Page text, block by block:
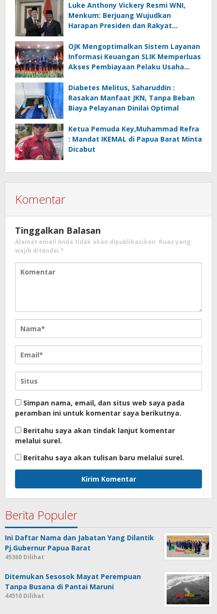
Luke Anthony Vickery Resmi WNI,
Menkum: Berjuang Wujudkan
Harapan Presiden dan Rakyat
OJK Mengoptimalkan Sistem Layanan
Informasi Keuangan SLIK Memperluas
Akses Pembiayaan Pelaku Usaha
Diabetes Melitus, Saharuddin :
Rasakan Manfaat JKN, Tanpa Beban
Biaya Pelayanan Dinilai Optimal
Ketua Pemuda Key,Muhammad Refra
: Mandat IKEMAL di Papua Barat Minta
Dicabut
Komentar
Tinggalkan Balasan
Alamat email Anda tidak akan dipublikasikan. Ruas yang
wajib ditandai *
Simpan nama, email, dan situs web saya pada
peramban ini untuk komentar saya berikutnya.
Beritahu saya akan tindak lanjut komentar
melalui surel.
Beritahu saya akan tulisan baru melalui surel.
Berita Populer
Ini Daftar Nama dan Jabatan Yang Dilantik
Pj.Gubernur Papua Barat
45360 Dilihat
Ditemukan Sesosok Mayat Perempuan
Tanpa Busana di Pantai Maruni
44510 Dilihat